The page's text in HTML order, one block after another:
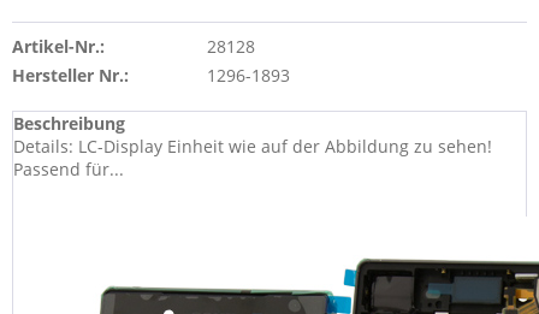
Artikel-Nr.:
28128
Hersteller Nr.:
1296-1893
Beschreibung
Details: LC-Display Einheit wie auf der Abbildung zu sehen!
Passend für...